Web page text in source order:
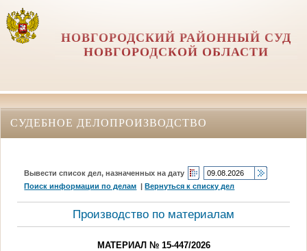
НОВГОРОДСКИЙ РАЙОННЫЙ СУД
НОВГОРОДСКОЙ ОБЛАСТИ
СУДЕБНОЕ ДЕЛОПРОИЗВОДСТВО
Вывести список дел, назначенных на дату
Поиск информации по делам |Вернуться к списку дел
Производство по материалам
МАТЕРИАЛ № 15-447/2026